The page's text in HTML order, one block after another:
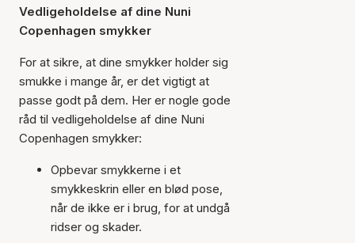
Vedligeholdelse af dine Nuni
Copenhagen smykker
For at sikre, at dine smykker holder sig
smukke i mange år, er det vigtigt at
passe godt på dem. Her er nogle gode
råd til vedligeholdelse af dine Nuni
Copenhagen smykker:
Opbevar smykkerne i et
smykkeskrin eller en blød pose,
når de ikke er i brug, for at undgå
ridser og skader.